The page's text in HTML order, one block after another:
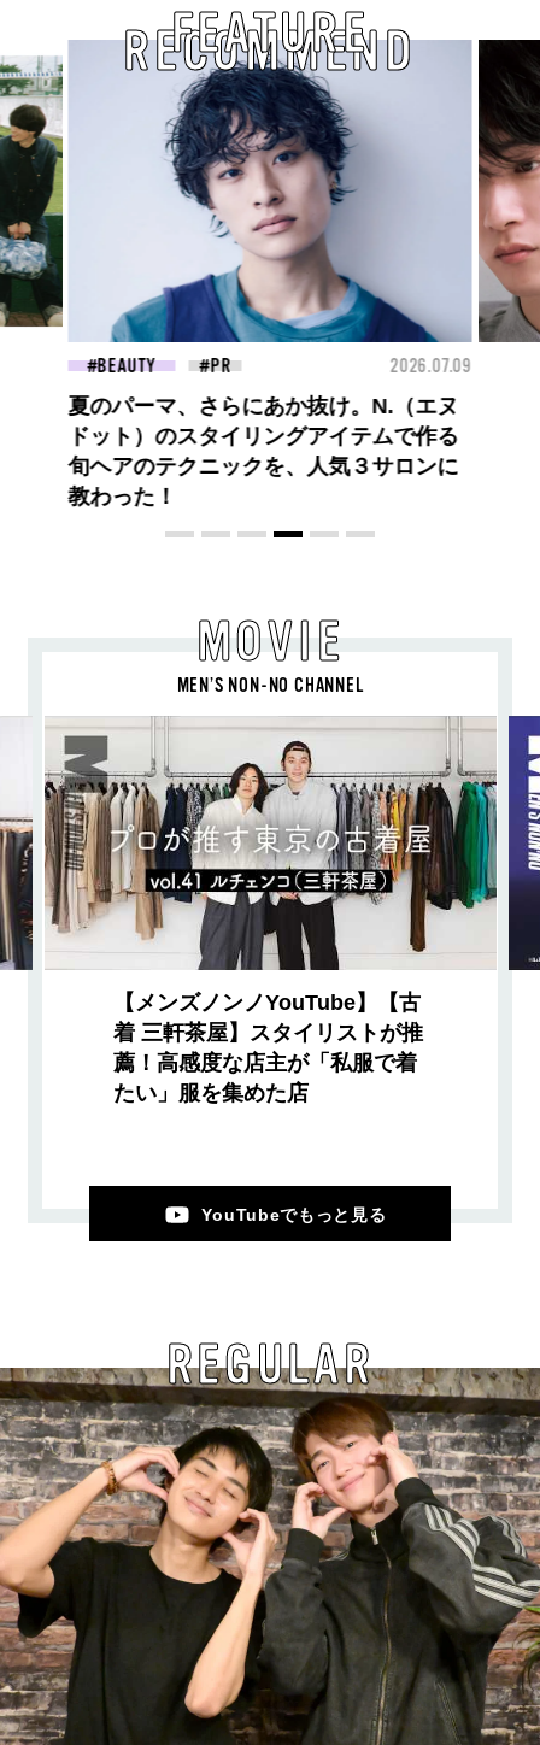
RECOMMEND
FEATURE
FASHION 2026.07.09
高橋璃央と、ジュエッテの出会い。夏の
定番、ピンクゴールドが印象的
な“SUMMER PINK”［meets Jouete!
Vol.12］
MOVIE
MEN’S NON-NO CHANNEL
【メンズノンノYouTube】【古
着 三軒茶屋】スタイリストが推
薦！高感度な店主が「私服で着
たい」服を集めた店
YouTubeでもっと見る
REGULAR